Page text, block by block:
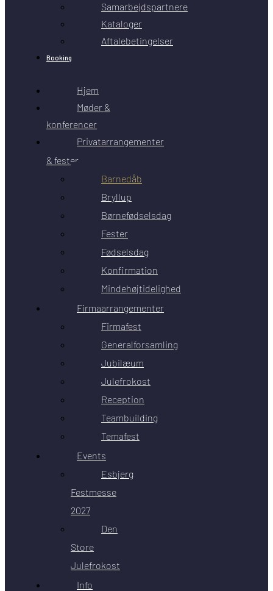
Samarbejdspartnere
Kataloger
Aftalebetingelser
Booking
Hjem
Møder &
konferencer
Privatarrangementer
& fester
Barnedåb
Bryllup
Børnefødselsdag
Fester
Fødselsdag
Konfirmation
Mindehøjtidelighed
Firmaarrangementer
Firmafest
Generalforsamling
Jubilæum
Julefrokost
Reception
Teambuilding
Temafest
Events
Esbjerg
Festmesse
2027
Den
Store
Julefrokost
Info